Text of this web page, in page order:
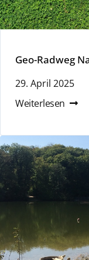
Geo-Radweg
29. April 2025
Weiterlesen